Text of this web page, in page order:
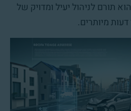
תורם לניהול יעיל ומדויק של
מיותרים.